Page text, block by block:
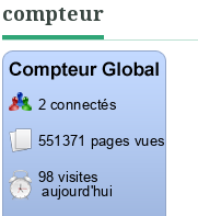
compteur